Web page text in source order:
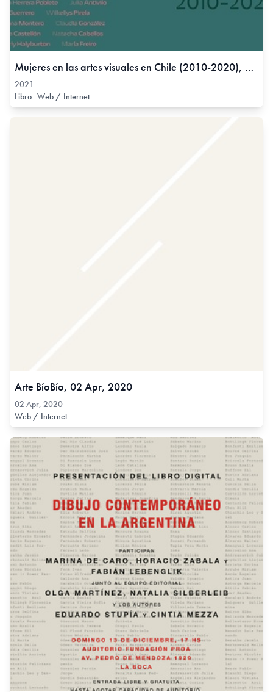
Mujeres en las artes visuales en Chile (2010-2020), 2021
2021
Libro Web / Internet
Arte BíoBío, 02 Apr, 2020
02 Apr, 2020
Web / Internet